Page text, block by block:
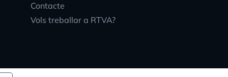
Contacte
Vols treballar a RTVA?